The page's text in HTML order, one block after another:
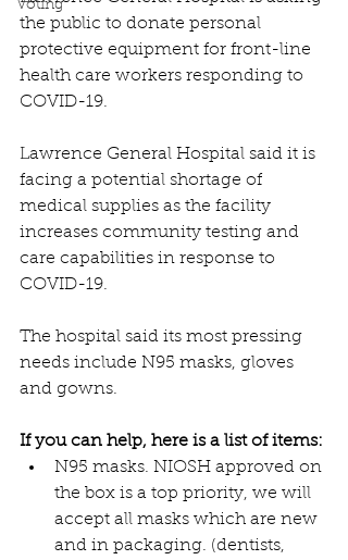
Voting
the public to donate personal
protective equipment for front-line
health care workers responding to
COVID-19.
Lawrence General Hospital said it is
facing a potential shortage of
medical supplies as the facility
increases community testing and
care capabilities in response to
COVID-19.
The hospital said its most pressing
needs include N95 masks, gloves
and gowns.
If you can help, here is a list of items:
N95 masks. NIOSH approved on
the box is a top priority, we will
accept all masks which are new
and in packaging. (dentists,